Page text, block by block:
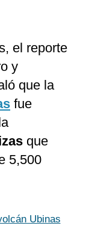
el reporte
y
que la
fue
que
5,500
Ubinas